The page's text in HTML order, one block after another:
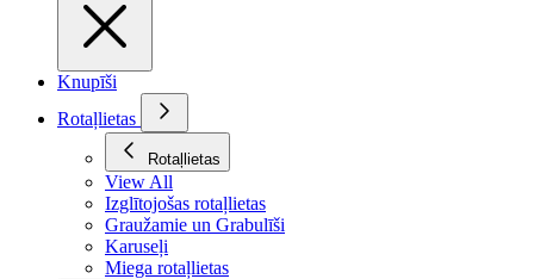
Knupīši
Rotaļlietas
Rotaļlietas
View All
Izglītojošas rotaļlietas
Graužamie un Grabulīši
Karuseļi
Miega rotaļlietas